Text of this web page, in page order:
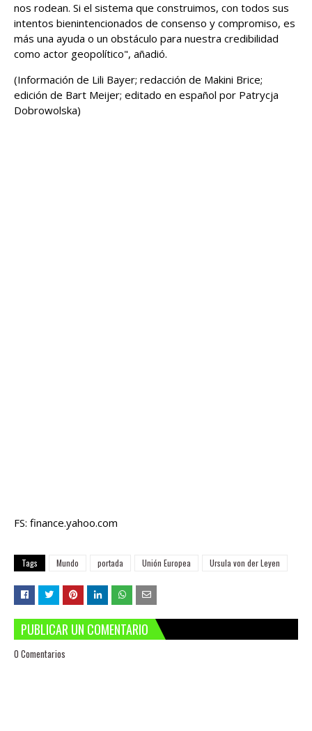
nos rodean. ‌Si el sistema que construimos, ​con todos sus ​
intentos bienintencionados de consenso y compromiso, es
más una ayuda o un obstáculo para nuestra ​credibilidad
como actor ‌geopolítico", añadió.
(Información de Lili Bayer; redacción de ​Makini Brice;
edición de Bart Meijer; editado en ​español por Patrycja
Dobrowolska)
FS: finance.yahoo.com
Tags Mundo portada Unión Europea Ursula von der Leyen
PUBLICAR UN COMENTARIO
0 Comentarios